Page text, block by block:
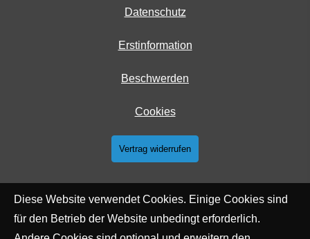
Datenschutz
Erstinformation
Beschwerden
Cookies
Vertrag widerrufen
Diese Website verwendet Cookies. Einige Cookies sind
für den Betrieb der Website unbedingt erforderlich.